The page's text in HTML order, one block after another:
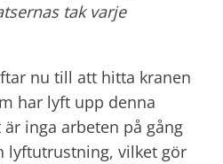
tak varje
nu till att hitta kranen
har lyft upp denna
inga arbeten på gång
lyftutrustning, vilket gör